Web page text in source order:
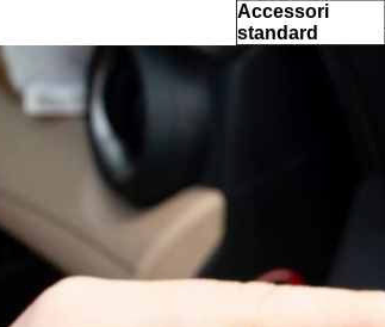
Accessori
standard